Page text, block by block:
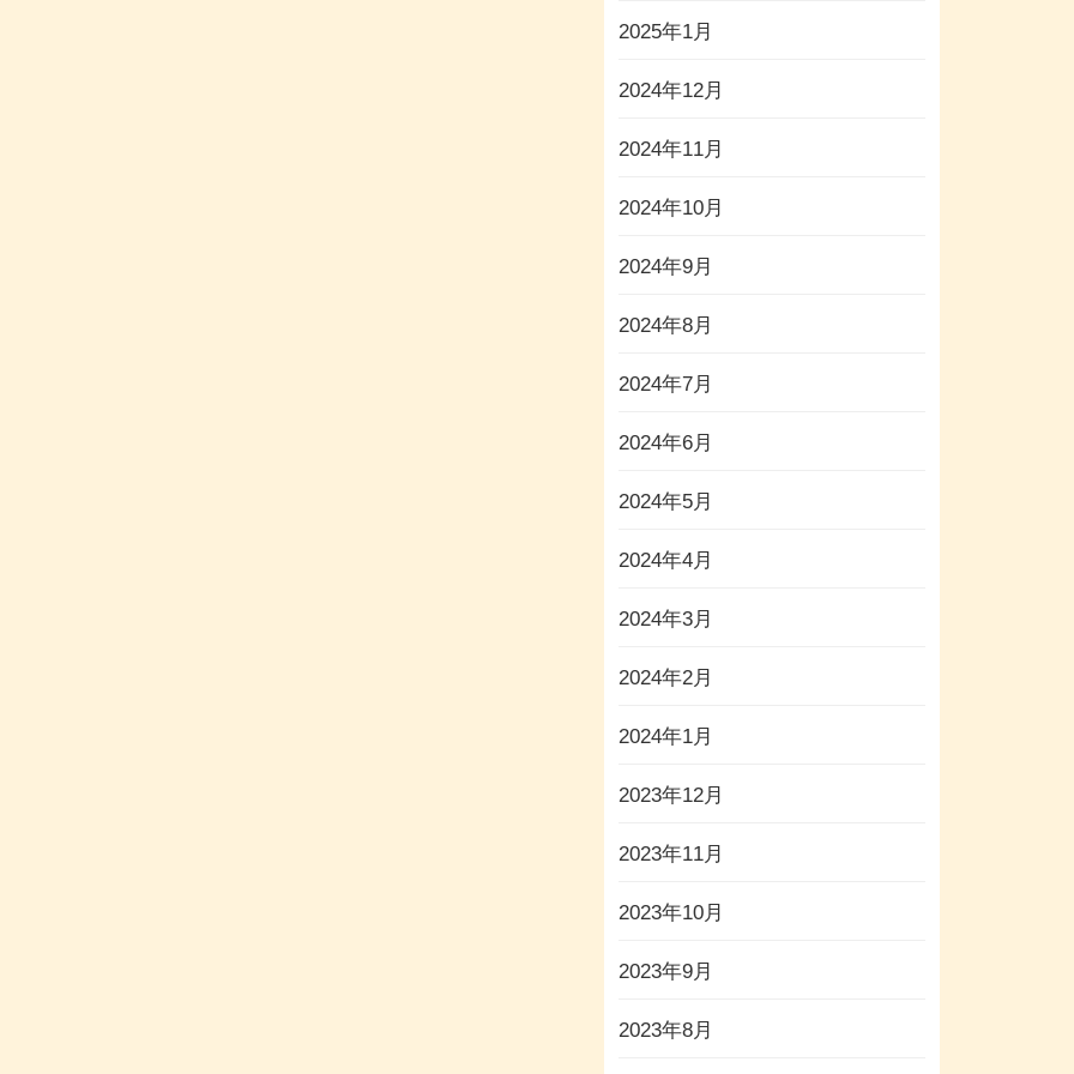
2025年1月
2024年12月
2024年11月
2024年10月
2024年9月
2024年8月
2024年7月
2024年6月
2024年5月
2024年4月
2024年3月
2024年2月
2024年1月
2023年12月
2023年11月
2023年10月
2023年9月
2023年8月